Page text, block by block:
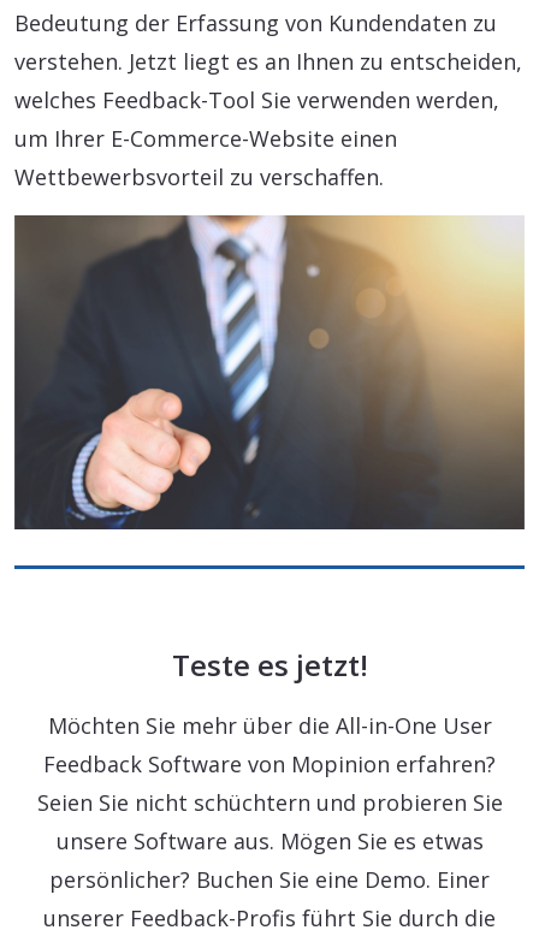
Bedeutung der Erfassung von Kundendaten zu
verstehen. Jetzt liegt es an Ihnen zu entscheiden,
welches Feedback-Tool Sie verwenden werden,
um Ihrer E-Commerce-Website einen
Wettbewerbsvorteil zu verschaffen.
Teste es jetzt!
Möchten Sie mehr über die All-in-One User
Feedback Software von Mopinion erfahren?
Seien Sie nicht schüchtern und probieren Sie
unsere Software aus. Mögen Sie es etwas
persönlicher? Buchen Sie eine Demo. Einer
unserer Feedback-Profis führt Sie durch die